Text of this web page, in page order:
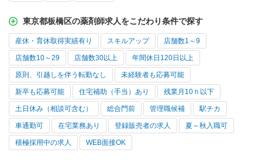
東京都板橋区の薬剤師求人をこだわり条件で探す
産休・育休取得実績有り スキルアップ 店舗数1～9
店舗数10～29 店舗数30以上 年間休日120日以上
原則、引越しを伴う転勤なし 未経験者も応募可能
新卒も応募可能 住宅補助（手当）あり 残業月10ｈ以下
土日休み（相談可含む） 総合門前 管理職候補 駅チカ
車通勤可 在宅業務あり 登録販売者の求人 夏～秋入職可
積極採用中の求人 WEB面接OK